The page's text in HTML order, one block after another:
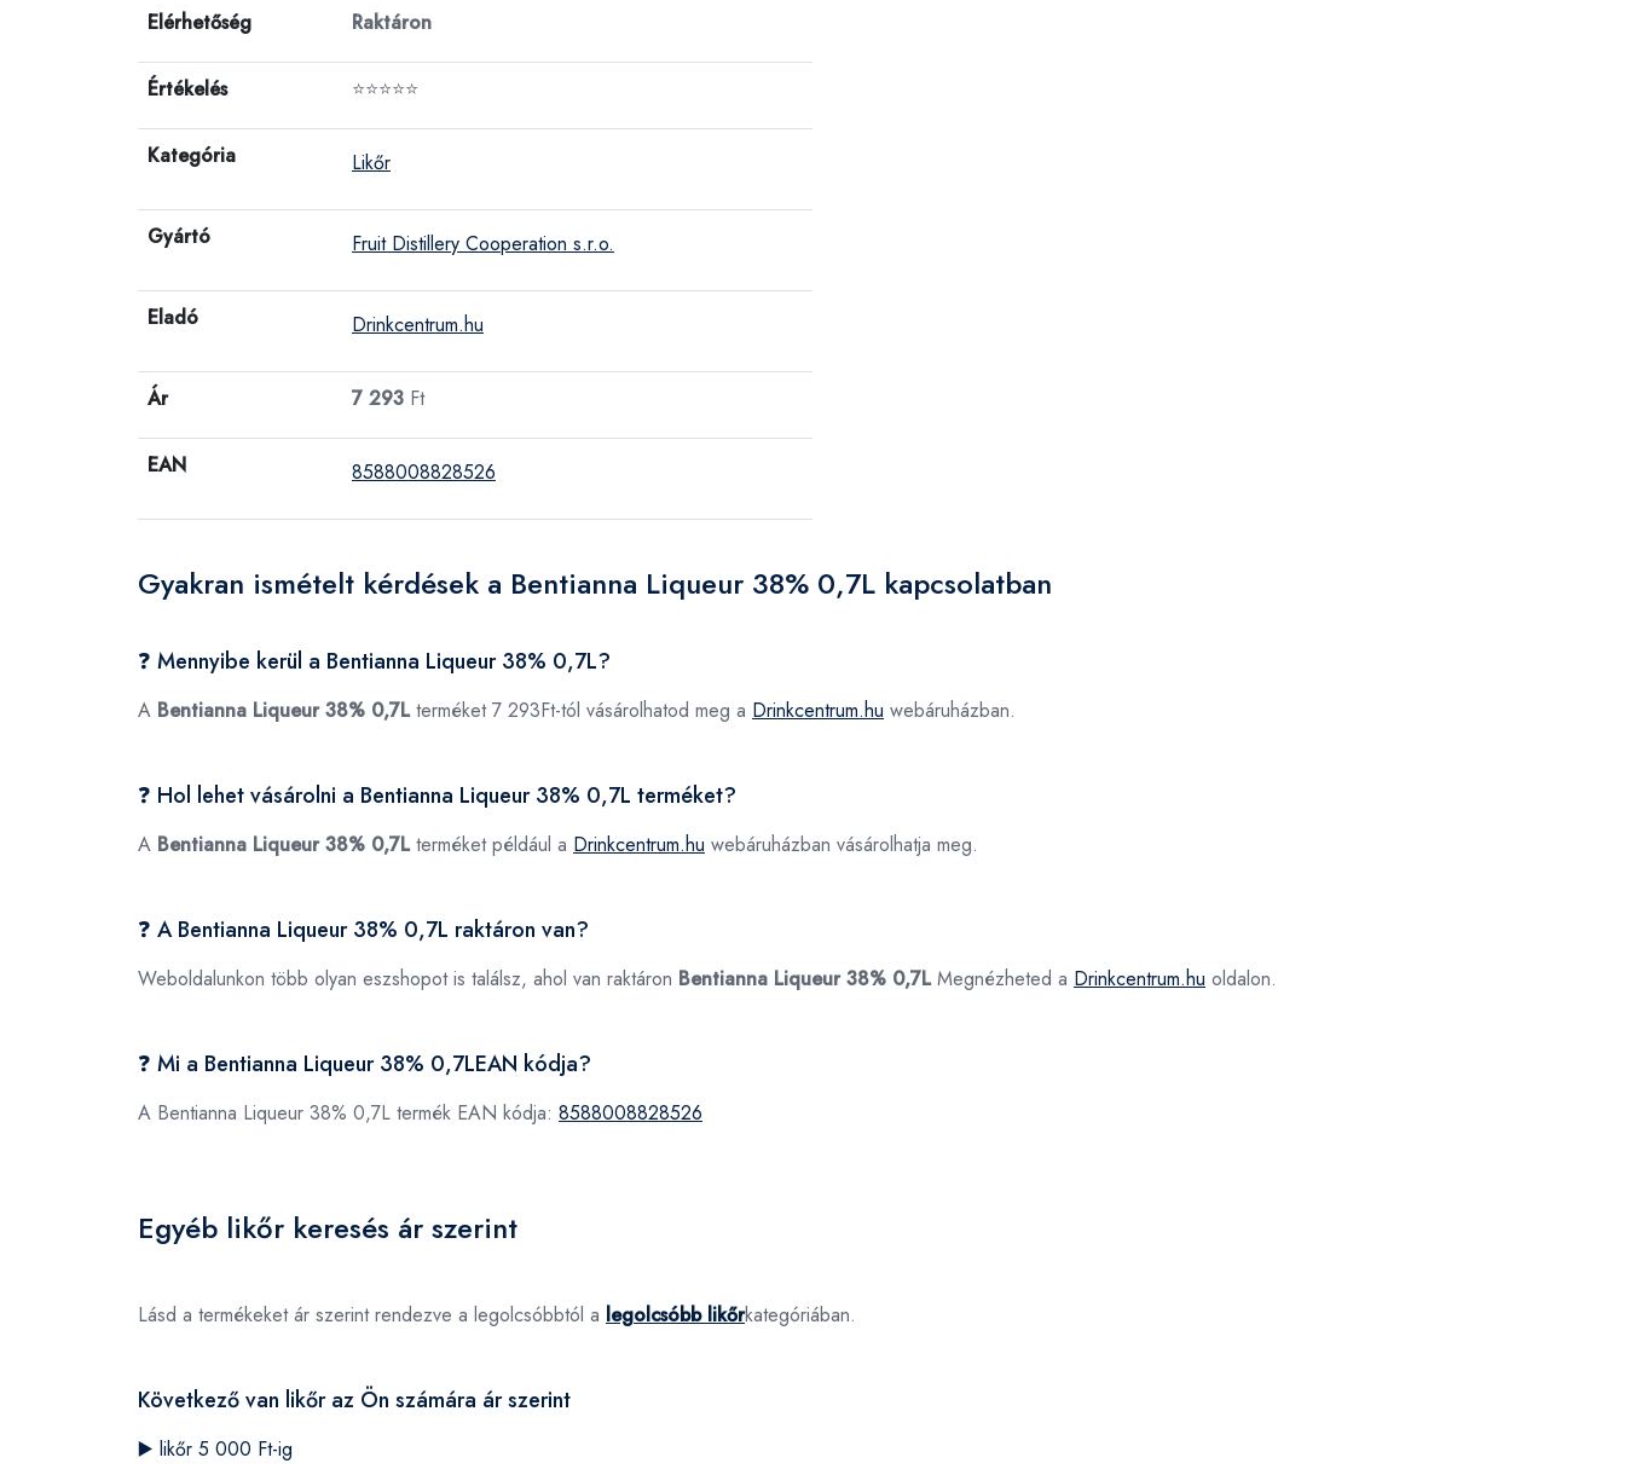
Elérhetőség Raktáron
Értékelés ⭐⭐⭐⭐⭐
Kategória Likőr
Gyártó Fruit Distillery Cooperation s.r.o.
Eladó Drinkcentrum.hu
Ár 7 293 Ft
EAN 8588008828526
Gyakran ismételt kérdések a Bentianna Liqueur 38% 0,7L kapcsolatban
❓ Mennyibe kerül a Bentianna Liqueur 38% 0,7L?
A Bentianna Liqueur 38% 0,7Lterméket 7 293Ft-tól vásárolhatod meg a Drinkcentrum.hu webáruházban.
❓ Hol lehet vásárolni a Bentianna Liqueur 38% 0,7L terméket?
A Bentianna Liqueur 38% 0,7Lterméket például a Drinkcentrum.hu webáruházban vásárolhatja meg.
❓ A Bentianna Liqueur 38% 0,7L raktáron van?
Weboldalunkon több olyan eszshopot is találsz, ahol van raktáron Bentianna Liqueur 38% 0,7LMegnézheted a Drinkcentrum.hu oldalon.
❓ Mi a Bentianna Liqueur 38% 0,7LEAN kódja?
A Bentianna Liqueur 38% 0,7L termék EAN kódja: 8588008828526
Egyéb likőr keresés ár szerint
Lásd a termékeket ár szerint rendezve a legolcsóbbtól a legolcsóbb likőrkategóriában.
Következő van likőr az Ön számára ár szerint
▶️ likőr 5 000 Ft-ig